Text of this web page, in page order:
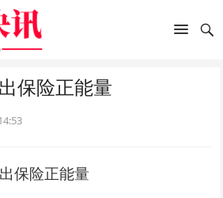
保险正能量
保险正能量